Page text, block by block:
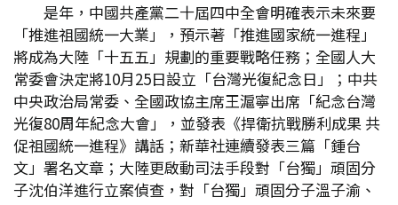
是年，中國共產黨二十屆四中全會明確表示未來要
「推進祖國統一大業」，預示著「推進國家統一進程」
將成為大陸「十五五」規劃的重要戰略任務；全國人大
常委會決定將10月25日設立「台灣光復紀念日」；中共
中央政治局常委、全國政協主席王滬寧出席「紀念台灣
光復80周年紀念大會」，並發表《捍衛抗戰勝利成果 共
促祖國統一進程》講話；新華社連續發表三篇「鍾台
文」署名文章；大陸更啟動司法手段對「台獨」頑固分
子沈伯洋進行立案偵查，對「台獨」頑固分子溫子渝、